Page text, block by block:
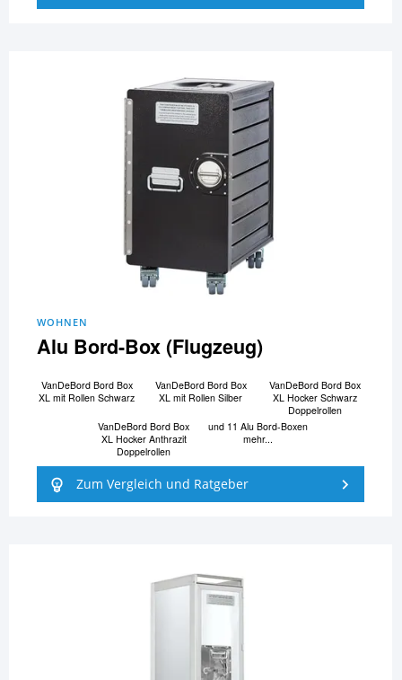
WOHNEN
Alu Bord-Box (Flugzeug)
VanDeBord Bord Box
XL mit Rollen Schwarz
VanDeBord Bord Box
XL mit Rollen Silber
VanDeBord Bord Box
XL Hocker Schwarz
Doppelrollen
VanDeBord Bord Box
XL Hocker Anthrazit
Doppelrollen
und 11 Alu Bord-Boxen
mehr...
Zum Vergleich und Ratgeber